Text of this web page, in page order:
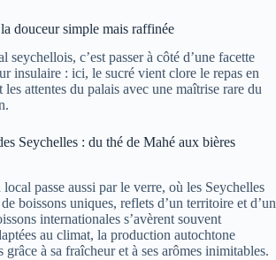
douceur simple mais raffinée
seychellois, c’est passer à côté d’une facette
insulaire : ici, le sucré vient clore le repas en
attentes du palais avec une maîtrise rare du
Seychelles : du thé de Mahé aux bières
passe aussi par le verre, où les Seychelles
boissons uniques, reflets d’un territoire et d’un
internationales s’avèrent souvent
au climat, la production autochtone
grâce à sa fraîcheur et à ses arômes inimitables.